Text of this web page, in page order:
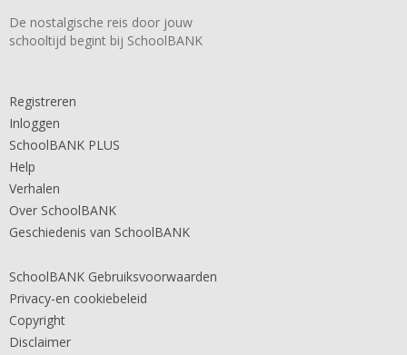
De nostalgische reis door jouw
schooltijd begint bij SchoolBANK
Registreren
Inloggen
SchoolBANK PLUS
Help
Verhalen
Over SchoolBANK
Geschiedenis van SchoolBANK
SchoolBANK Gebruiksvoorwaarden
Privacy-en cookiebeleid
Copyright
Disclaimer